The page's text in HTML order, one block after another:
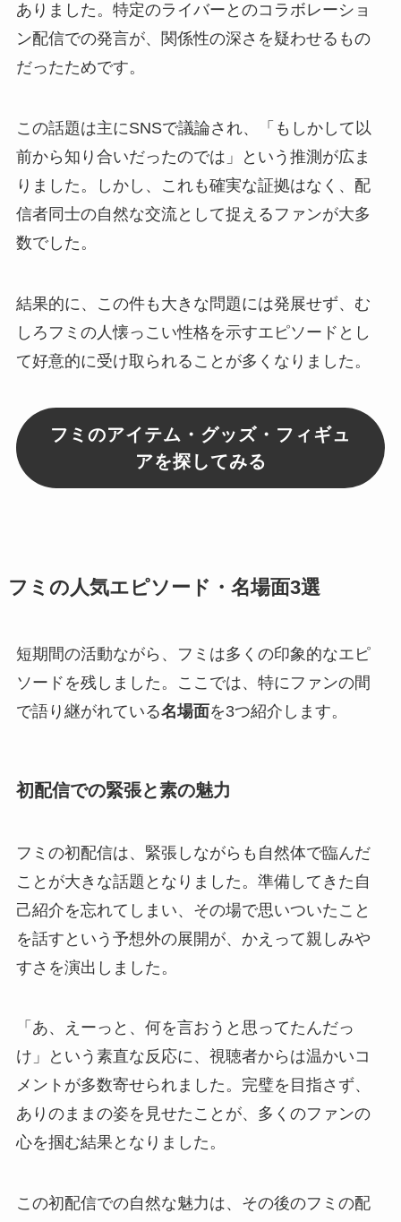
ありました。特定のライバーとのコラボレーショ
ン配信での発言が、関係性の深さを疑わせるもの
だったためです。
この話題は主にSNSで議論され、「もしかして以
前から知り合いだったのでは」という推測が広ま
りました。しかし、これも確実な証拠はなく、配
信者同士の自然な交流として捉えるファンが大多
数でした。
結果的に、この件も大きな問題には発展せず、む
しろフミの人懐っこい性格を示すエピソードとし
て好意的に受け取られることが多くなりました。
フミのアイテム・グッズ・フィギュ
アを探してみる
フミ の人気エピソード・名場面3選
短期間の活動ながら、フミは多くの印象的なエピ
ソードを残しました。ここでは、特にファンの間
で語り継がれている名場面を3つ紹介します。
初配信での緊張と素の魅力
フミの初配信は、緊張しながらも自然体で臨んだ
ことが大きな話題となりました。準備してきた自
己紹介を忘れてしまい、その場で思いついたこと
を話すという予想外の展開が、かえって親しみや
すさを演出しました。
「あ、えーっと、何を言おうと思ってたんだっ
け」という素直な反応に、視聴者からは温かいコ
メントが多数寄せられました。完璧を目指さず、
ありのままの姿を見せたことが、多くのファンの
心を掴む結果となりました。
この初配信での自然な魅力は、その後のフミの配